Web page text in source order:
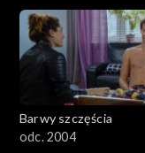
Barwy szczęścia
odc. 2004